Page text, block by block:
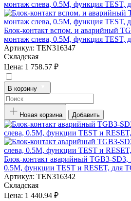
Блок-контакт вспом. и аварийный
монтаж слева, 0.5M, функция TEST,
Артикул: TEN316347
Складская
Цена: 1 758.57 ₽
В корзину
Новая корзина Добавить
Блок-контакт аварийный TGB3-SD3,
0.5M, функции TEST и RESET, для
Артикул: TEN316342
Складская
Цена: 1 440.94 ₽